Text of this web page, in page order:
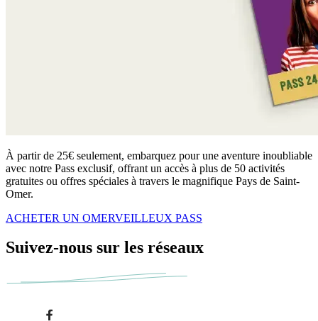
À partir de 25€ seulement, embarquez pour une aventure inoubliable
avec notre Pass exclusif, offrant un accès à plus de 50 activités
gratuites ou offres spéciales à travers le magnifique Pays de Saint-
Omer.
ACHETER UN OMERVEILLEUX PASS
Suivez-nous sur les réseaux